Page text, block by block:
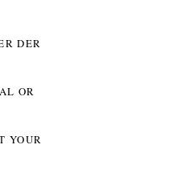
DER P
OR
YOUR